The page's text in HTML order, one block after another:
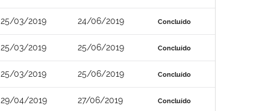
25/03/2019 24/06/2019 Concluído
25/03/2019 25/06/2019 Concluído
25/03/2019 25/06/2019 Concluído
29/04/2019 27/06/2019 Concluído